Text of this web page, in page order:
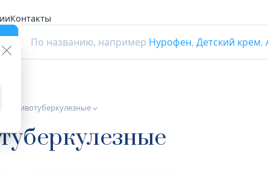
Контакты
По названию, например Нурофен, Детский крем,
противотуберкулезные